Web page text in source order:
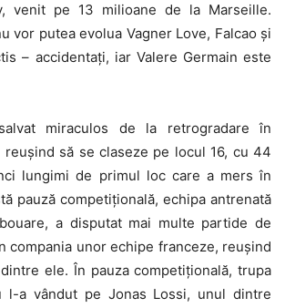
venit pe 13 milioane de la Marseille.
vor putea evolua Vagner Love, Falcao și
– accidentați, iar Valere Germain este
miraculos de la retrogradare în
reușind să se claseze pe locul 16, cu 44
lungimi de primul loc care a mers în
pauză competițională, echipa antrenată
a disputat mai multe partide de
compania unor echipe franceze, reușind
ele. În pauza competițională, trupa
a vândut pe Jonas Lossi, unul dintre